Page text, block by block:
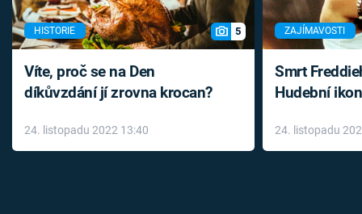
HISTORIE 5
Víte, proč se na Den
díkůvzdání jí zrovna krocan?
24. listopadu 2022 13:40
ZAJÍMAVOSTI
Smrt
Hudební
léky
24. listopadu